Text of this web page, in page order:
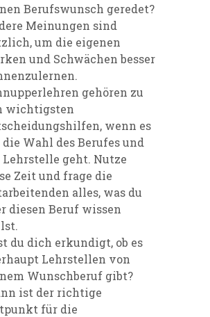
Berufswunsch geredet?
Meinungen sind
um die eigenen
und Schwächen besser
gehören zu
wichtigsten
wenn es
Wahl des Berufes und
Lehrstelle geht. Nutze
Zeit und frage die
alles, was du
diesen Beruf wissen
du dich erkundigt, ob es
Lehrstellen von
Wunschberuf gibt?
ist der richtige
für die